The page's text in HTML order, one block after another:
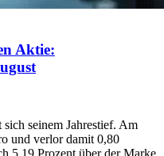
Aktie:
seinem Jahrestief. Am
und verlor damit 0,80
5,19 Prozent über der Marke